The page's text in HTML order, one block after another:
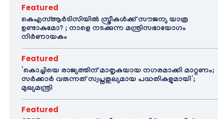
Featured
കെഎസ്ആർടിസിയിൽ സ്ത്രീകൾക്ക് സൗജന്യ യാത്ര
ഉണ്ടാകുമോ? ; നാളെ നടക്കുന്ന മന്ത്രിസഭായോഗം
നിർണായകം
Featured
‘കൊച്ചിയെ രാജ്യത്തിന് മാതൃകയായ നഗരമാക്കി മാറ്റണം;
സർക്കാർ വരുന്നത് സ്വപ്നതുല്യമായ പദ്ധതികളുമായി’;
മുഖ്യമന്ത്രി
Featured